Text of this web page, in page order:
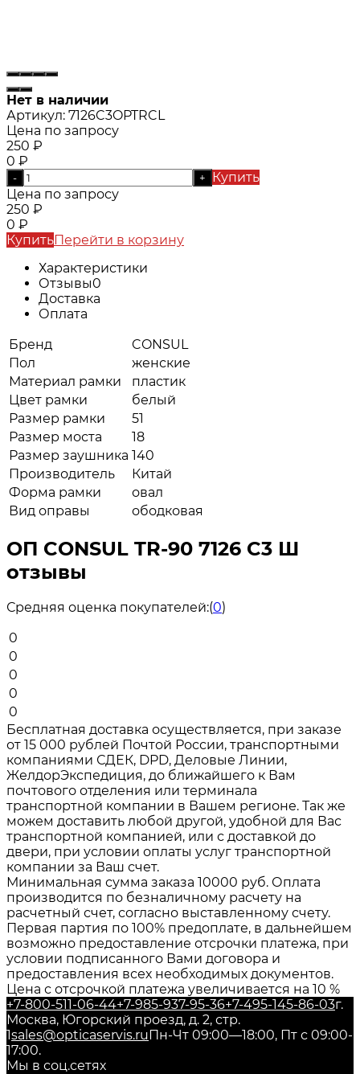
Нет в наличии
Артикул: 7126C3OPTRCL
Цена по запросу
250 ₽
0 ₽
- +
Купить
Цена по запросу
250 ₽
0 ₽
КупитьПерейти в корзину
Характеристики
Отзывы0
Доставка
Оплата
Бренд
CONSUL
Пол
женские
Материал рамки
пластик
Цвет рамки
белый
Размер рамки
51
Размер моста
18
Размер заушника 140
Производитель
Китай
Форма рамки
овал
Вид оправы
ободковая
ОП CONSUL TR-90 7126 C3 Ш
отзывы
Средняя оценка покупателей:(0)
0
0
0
0
0
Бесплатная доставка осуществляется, при заказе
от 15 000 рублей Почтой России, транспортными
компаниями СДЕК, DPD, Деловые Линии,
ЖелдорЭкспедиция, до ближайшего к Вам
почтового отделения или терминала
транспортной компании в Вашем регионе. Так же
можем доставить любой другой, удобной для Вас
транспортной компанией, или с доставкой до
двери, при условии оплаты услуг транспортной
компании за Ваш счет.
Минимальная сумма заказа 10000 руб. Оплата
производится по безналичному расчету на
расчетный счет, согласно выставленному счету.
Первая партия по 100% предоплате, в дальнейшем
возможно предоставление отсрочки платежа, при
условии подписанного Вами договора и
предоставления всех необходимых документов.
Цена с отсрочкой платежа увеличивается на 10 %
+7-800-511-06-44+7-985-937-95-36+7-495-145-86-03г.
Москва, Югорский проезд, д. 2, стр.
1sales@opticaservis.ruПн-Чт 09:00—18:00, Пт с 09:00-
17:00.
Мы в соц.сетях